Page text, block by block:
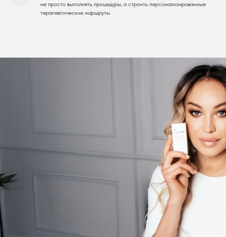
не просто выполнять процедуры, а строить персонализированные
терапевтические маршруты